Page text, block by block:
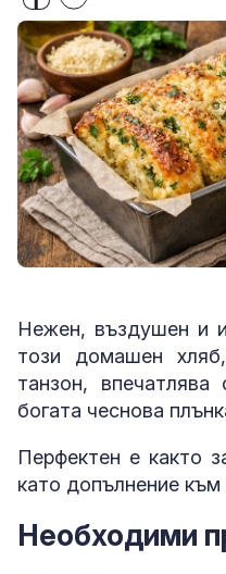
Нежен, въздушен и
този домашен
танзон,
богата чеснова
Перфектен е както
като допълнение
Необходими